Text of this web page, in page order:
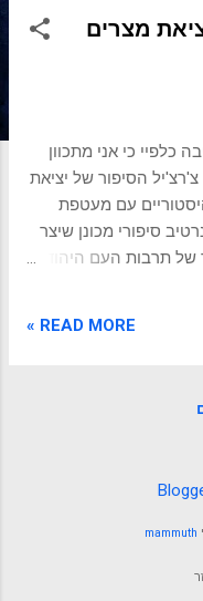
מצרים
כלפיי כי אני מתכוון
צ'רצ'יל הסיפור של יציאת
עם מעטפת
סיפורי מכונן שיצר
תרבות העם היהודי.
מפה לאוזן, ונשזרה
את זהותנו ומגבשים
מי אנחנו, ולאן אנו
כאוטיים לרצף בעל
יותר למיתוס מכונן
READ MORE »
mammuth